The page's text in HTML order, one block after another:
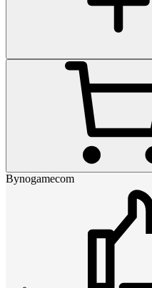
Bynogamecom